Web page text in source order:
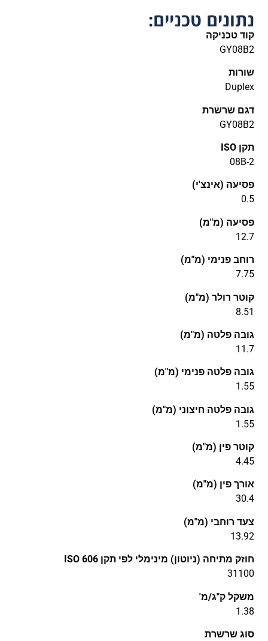
נתונים טכניים:
קוד טכניקה
GY08B2
שורות
Duplex
דגם שרשרת
GY08B2
תקן ISO
08B-2
פסיעה (אינצ'י)
0.5
פסיעה (מ"מ)
12.7
רוחב פנימי (מ"מ)
7.75
קוטר רולר (מ"מ)
8.51
גובה פלטה (מ"מ)
11.7
גובה פלטה פנימי (מ"מ)
1.55
גובה פלטה חיצוני (מ"מ)
1.55
קוטר פין (מ"מ)
4.45
אורך פין (מ"מ)
30.4
צעד רוחבי (מ"מ)
13.92
חוזק מתיחה (ניוטון) מינימלי לפי תקן ISO 606
31100
משקל ק"ג/מ'
1.38
סוג שרשרת